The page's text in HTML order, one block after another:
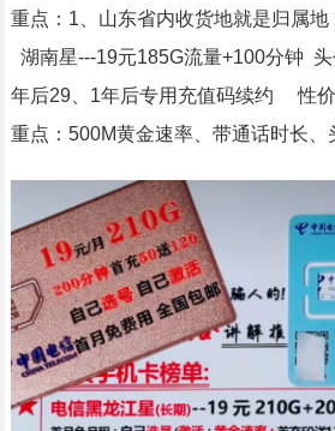
重点：1、山东省内收货地就是归属地
湖南星---19元185G流量+100分钟
年后29、1年后专用充值码续约 性
重点：500M黄金速率、带通话时长、